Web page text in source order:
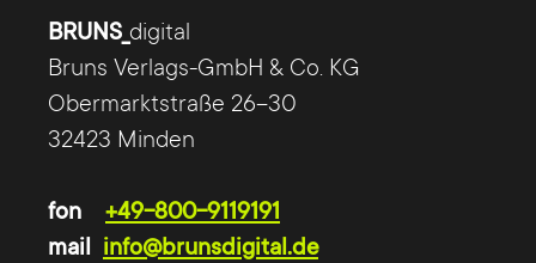
Webdesign - Beratung und
Konzeption
Eine Online-Präsenz kann enormen Einfluss auf
wenn das Design und der Aufbau der Webseite
auf die Unternehmensziele, das Userverhalten
BRUNS_ digital
Bruns Verlags-GmbH & Co. KG
Obermarktstraße 26–30
32423 Minden
fon
+49-800-9119191
mail info@brunsdigital.de